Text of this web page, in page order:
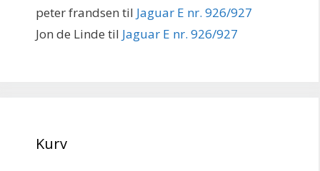
peter frandsen til Jaguar E nr. 926/927
Jon de Linde til Jaguar E nr. 926/927
Kurv